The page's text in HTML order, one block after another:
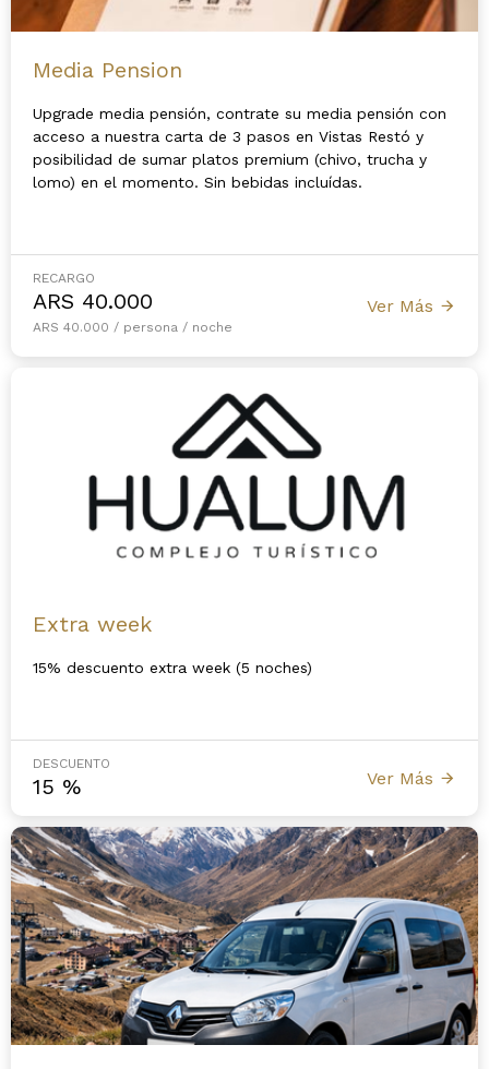
Media Pension
Upgrade media pensión, contrate su media pensión con
acceso a nuestra carta de 3 pasos en Vistas Restó y
posibilidad de sumar platos premium (chivo, trucha y
lomo) en el momento. Sin bebidas incluídas.
RECARGO
ARS 40.000
ARS 40.000 / persona / noche
Ver Más
Extra week
15% descuento extra week (5 noches)
DESCUENTO
15 % Ver Más